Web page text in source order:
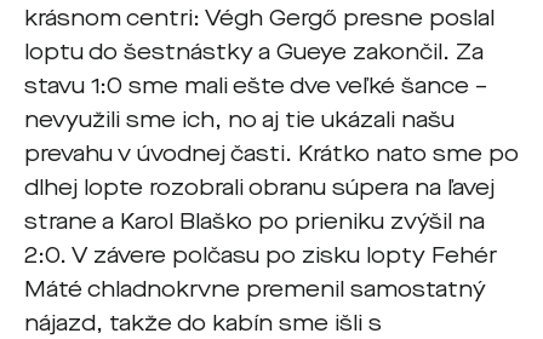
krásnom centri: Végh Gergő presne poslal
loptu do šestnástky a Gueye zakončil. Za
stavu 1:0 sme mali ešte dve veľké šance –
nevyužili sme ich, no aj tie ukázali našu
prevahu v úvodnej časti. Krátko nato sme po
dlhej lopte rozobrali obranu súpera na ľavej
strane a Karol Blaško po prieniku zvýšil na
2:0. V závere polčasu po zisku lopty Fehér
Máté chladnokrvne premenil samostatný
nájazd, takže do kabín sme išli s